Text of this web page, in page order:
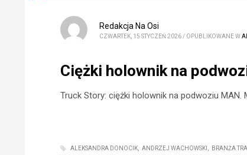
Redakcja Na Osi
CZWARTEK, 15 STYCZEŃ 2026 / OPUBLIKOWANE W
Ciężki holownik na
Truck Story: ciężki holownik na podwoziu MAN.
ALEKSANDRA DONOCIK ANDRZEJ WACHOWSKI BRANŻA